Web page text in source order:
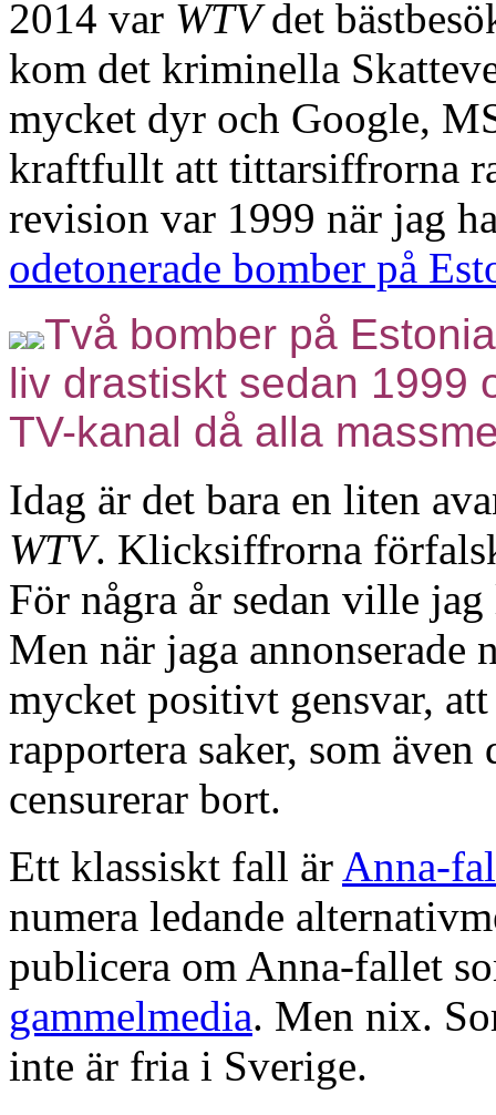
2014 var WTVdet
kom det kriminella
mycket dyr och Google,
kraftfullt att tittarsiffrorna
revision var 1999 när jag
odetonerade bomber på
Två bomber på
liv drastiskt sedan 1999
TV-kanal då alla
Idag är det bara en liten
WTV. Klicksiffrorna
För några år sedan ville
Men när jaga annonserade
mycket positivt gensvar,
rapportera saker, som
censurerar bort.
Ett klassiskt fall är Anna-
numera ledande
publicera om Anna-fallet
gammelmedia. Men nix.
inte är fria i Sverige.